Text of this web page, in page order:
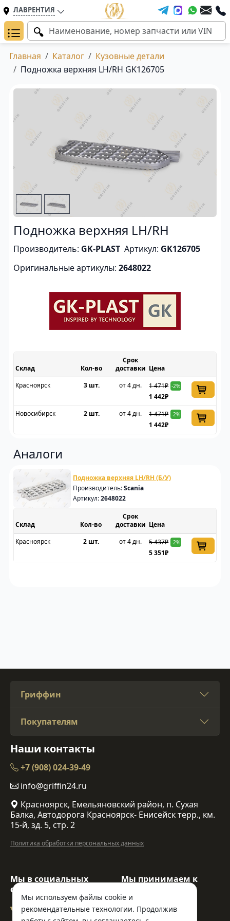
ЛАВРЕНТИЯ
Главная Каталог
Кузовные детали
Подножка верхняя LH/RH GK126705
Подножка верхняя LH/RH
Производитель: GK-PLAST Артикул: GK126705
Оригинальные артикулы: 2648022
Склад
Срок
доставки Цена
Красноярск
3 шт. от 4 дн. 1 471₽ -2%
1 442₽
Новосибирск
2 шт. от 4 дн. 1 471₽ -2%
1 442₽
Аналоги
Подножка верхняя LH/RH (Б/У)
Производитель:Scania
Артикул:2648022
Склад
Срок
доставки Цена
Красноярск
2 шт. от 4 дн. 5 437₽ -2%
5 351₽
Мы используем файлы cookie и
рекомендательные технологии. Продолжив
Гриффин
Покупателям
Наши контакты
+7 (908) 024-39-49
info@griffin24.ru
Красноярск, Емельяновский район, п. Сухая
Балка, Автодорога Красноярск- Енисейск терр., км.
15-й, зд. 5, стр. 2
Политика обработки персональных данных
Мы в социальных
сетях:
Мы принимаем к